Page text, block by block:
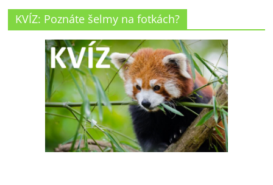
KVÍZ: Poznáte šelmy na fotkách?